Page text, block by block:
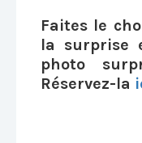
Faites le
la surprise
photo
Réservez-la